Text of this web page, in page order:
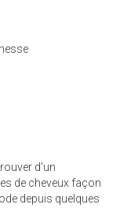
d'un
de cheveux façon
depuis quelques